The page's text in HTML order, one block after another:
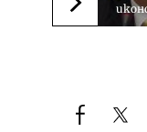
facebook